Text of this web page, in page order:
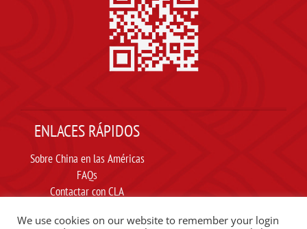
ENLACES RÁPIDOS
Sobre China en las Américas
FAQs
Contactar con CLA
Carta ética
We use cookies on our website to remember your login